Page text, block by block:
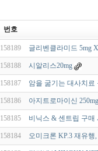
번호
158189 글리벤클라미드 5mg
158188 시알리스20mg
158187 암을 굶기는 대사치
158186 아지트로마이신
158185 비닉스 & 센트립 구매
158184 오미크론 KP.3 재유